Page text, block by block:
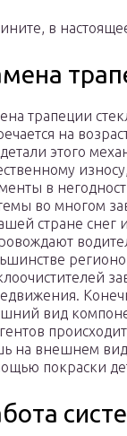
в
трапеции
на
этого
в
во многом
стране снег
вид
на внешнем
покраски